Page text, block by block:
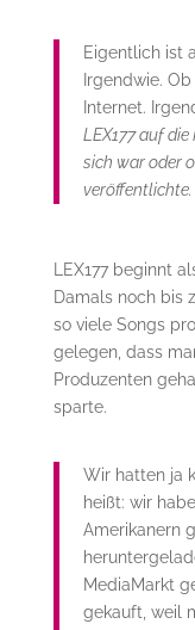
Eigentlich ist
Irgendwie.
Internet.
LEX177 auf
sich war oder
veröffentlichte.
LEX177 beginnt
Damals noch bis
so viele Songs
gelegen, dass
Produzenten
sparte.
Wir hatten ja
heißt: wir
Amerikanern
MediaMarkt
gekauft, weil